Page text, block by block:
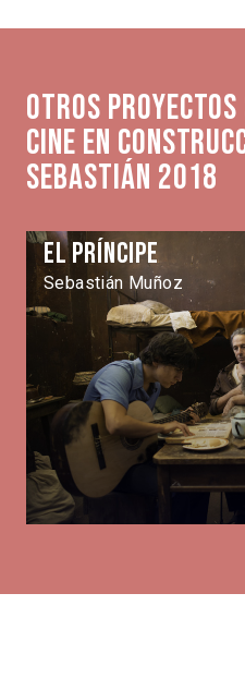
Otros proyectos
Cine en
Sebastián 2018
El Príncipe
Sebastián Muñoz